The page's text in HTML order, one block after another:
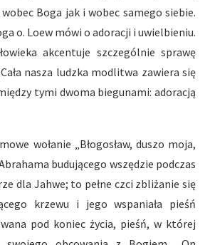
Boga jak i wobec samego siebie.
o. Loew mówi o adoracji i uwielbieniu.
akcentuje szczególnie sprawę
nasza ludzka modlitwa zawiera się
tymi dwoma biegunami: adoracją
wołanie „Błogosław, duszo moja,
budującego wszędzie podczas
dla Jahwe; to pełne czci zbliżanie się
krzewu i jego wspaniała pieśń
pod koniec życia, pieśń, w której